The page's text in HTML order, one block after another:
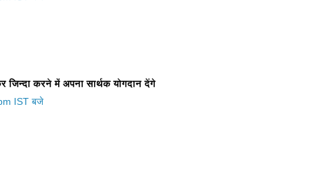
करने में अपना सार्थक योगदान देंगे
IST बजे